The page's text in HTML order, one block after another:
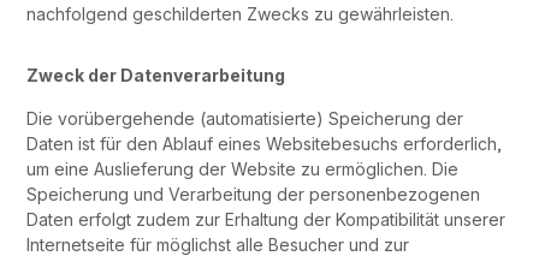
nachfolgend geschilderten Zwecks zu gewährleisten.
Zweck der Datenverarbeitung
Die vorübergehende (automatisierte) Speicherung der
Daten ist für den Ablauf eines Websitebesuchs erforderlich,
um eine Auslieferung der Website zu ermöglichen. Die
Speicherung und Verarbeitung der personenbezogenen
Daten erfolgt zudem zur Erhaltung der Kompatibilität unserer
Internetseite für möglichst alle Besucher und zur